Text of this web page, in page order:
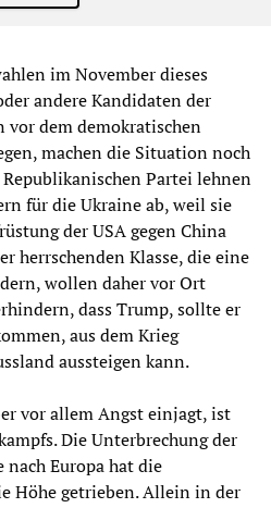
im November dieses
andere Kandidaten der
vor dem demokratischen
machen die Situation noch
Partei lehnen
für die Ukraine ab, weil sie
der USA gegen China
herrschenden Klasse, die eine
wollen daher vor Ort
dass Trump, sollte er
aus dem Krieg
aussteigen kann.
vor allem Angst einjagt, ist
Die Unterbrechung der
nach Europa hat die
Höhe getrieben. Allein in der